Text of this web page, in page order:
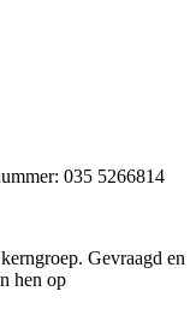
035 5266814
Gevraagd en
hen op